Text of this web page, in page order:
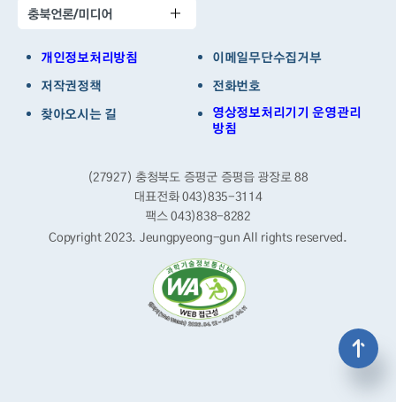
충북언론/미디어
개인정보처리방침
이메일무단수집거부
저작권정책
전화번호
찾아오시는 길
영상정보처리기기 운영관리
방침
(27927) 충청북도 증평군 증평읍 광장로 88
대표전화 043)835-3114
팩스 043)838-8282
Copyright 2023. Jeungpyeong-gunAll rights reserved.